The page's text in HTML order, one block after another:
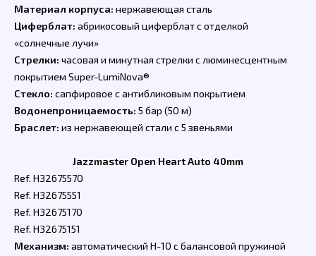
Материал корпуса: нержавеющая сталь
Циферблат: абрикосовый циферблат с отделкой
«солнечные лучи»
Стрелки: часовая и минутная стрелки с люминесцентным
покрытием Super-LumiNova®
Стекло: сапфировое с антибликовым покрытием
Водонепроницаемость: 5 бар (50 м)
Браслет: из нержавеющей стали с 5 звеньями
Jazzmaster Open Heart Auto 40mm
Ref. H32675570
Ref. H32675551
Ref. H32675170
Ref. H32675151
Механизм: автоматический H-10 с балансовой пружиной